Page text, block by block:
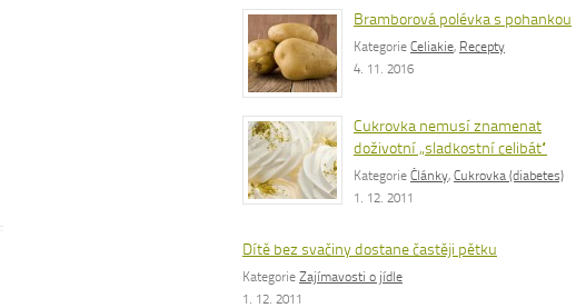
Bramborová polévka s pohankou
Kategorie Celiakie, Recepty
4. 11. 2016
Cukrovka nemusí znamenat
doživotní „sladkostní celibát“
Kategorie Články, Cukrovka (diabetes)
1. 12. 2011
Dítě bez svačiny dostane častěji pětku
Kategorie Zajímavosti o jídle
1. 12. 2011